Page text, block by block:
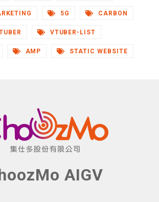
5G CARBON
VTUBER-LIST
AMP STATIC WEBSITE
AIGV